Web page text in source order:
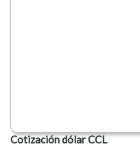
Cotización dólar CCL